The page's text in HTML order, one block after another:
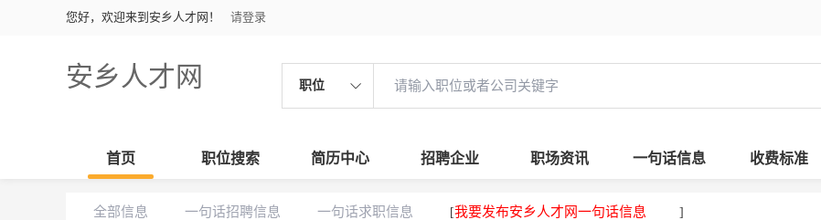
您好，欢迎来到安乡人才网！ 请登录
安乡人才网 职位
首页 职位搜索 简历中心 招聘企业 职场资讯 一句话信息 收费标准
全部信息 一句话招聘信息 一句话求职信息 [我要发布安乡人才网一句话信息 ]